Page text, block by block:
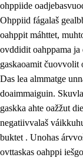
ohppiide
Ohppiid fágalaš
oahppit máhttet,
ovddidit oahppama
gaskaoamit čuovvolit
Das lea almmatge
doaimmaiguin.
gaskka ahte oažžut
negatiivvalaš
buktet . Unohas
ovttaskas oahppi